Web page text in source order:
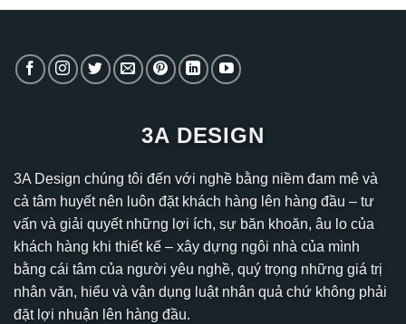
3A DESIGN
3A Design chúng tôi đến với nghề bằng niềm đam mê và
cả tâm huyết nên luôn đặt khách hàng lên hàng đầu – tư
vấn và giải quyết những lợi ích, sự băn khoăn, âu lo của
khách hàng khi thiết kế – xây dựng ngôi nhà của mình
bằng cái tâm của người yêu nghề, quý trọng những giá trị
nhân văn, hiểu và vận dụng luật nhân quả chứ không phải
đặt lợi nhuận lên hàng đầu.